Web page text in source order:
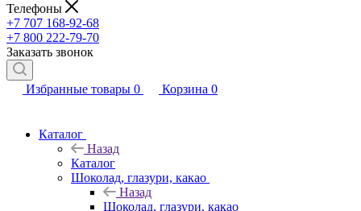
Телефоны
+7 707 168-92-68
+7 800 222-79-70
Заказать звонок
Избранные товары 0 Корзина 0
Каталог
Назад
Каталог
Шоколад, глазури, какао
Назад
Шоколад, глазури, какао